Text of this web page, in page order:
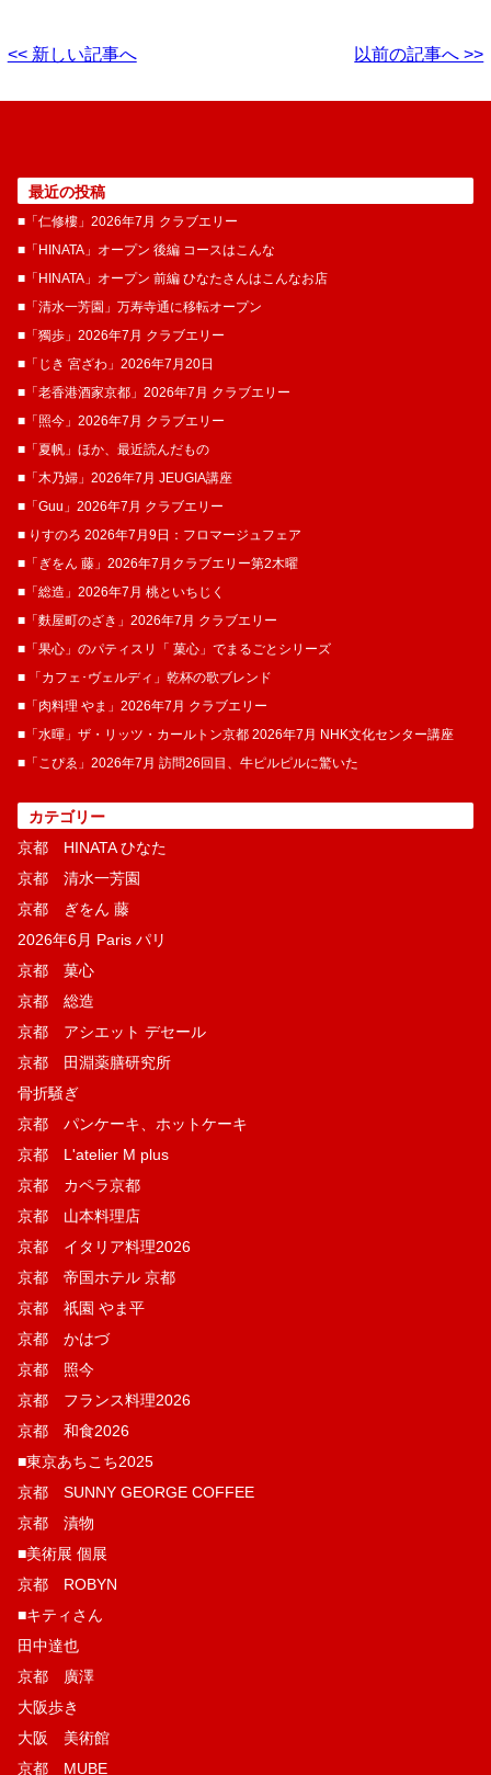
<< 新しい記事へ 以前の記事へ >>
最近の投稿
■「仁修樓」2026年7月 クラブエリー
■「HINATA」オープン 後編 コースはこんな
■「HINATA」オープン 前編 ひなたさんはこんなお店
■「清水一芳園」万寿寺通に移転オープン
■「獨歩」2026年7月 クラブエリー
■「じき 宮ざわ」2026年7月20日
■「老香港酒家京都」2026年7月 クラブエリー
■「照今」2026年7月 クラブエリー
■「夏帆」ほか、最近読んだもの
■「木乃婦」2026年7月 JEUGIA講座
■「Guu」2026年7月 クラブエリー
■ りすのろ 2026年7月9日：フロマージュフェア
■「ぎをん 藤」2026年7月クラブエリー第2木曜
■「総造」2026年7月 桃といちじく
■「麩屋町のざき」2026年7月 クラブエリー
■「果心」のパティスリ「 菓​心」でまるごとシリーズ
■ 「カフェ･ヴェルディ」乾杯の歌ブレンド
■「肉料理 やま」2026年7月 クラブエリー
■「水暉」ザ・リッツ・カールトン京都 2026年7月 NHK文化センター講座
■「こぴゑ」2026年7月 訪問26回目、牛ピルピルに驚いた
カテゴリー
京都 HINATA ひなた
京都 清水一芳園
京都 ぎをん 藤
2026年6月 Paris パリ
京都 菓​心
京都 総造
京都 アシエット デセール
京都 田淵薬膳研究所
骨折騒ぎ
京都 パンケーキ、ホットケーキ
京都 L'atelier M plus
京都 カペラ京都
京都 山本料理店
京都 イタリア料理2026
京都 帝国ホテル 京都
京都 祇園 やま平
京都 かはづ
京都 照今
京都 フランス料理2026
京都 和食2026
■東京あちこち2025
京都 SUNNY GEORGE COFFEE
京都 漬物
■美術展 個展
京都 ROBYN
■キティさん
田中達也
京都 廣澤
大阪歩き
大阪 美術館
京都 MUBE